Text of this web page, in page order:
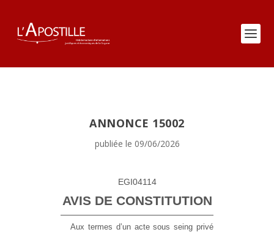
ANNONCE 15002
publiée le 09/06/2026
EGI04114
AVIS DE CONSTITUTION
Aux termes d’un acte sous seing privé